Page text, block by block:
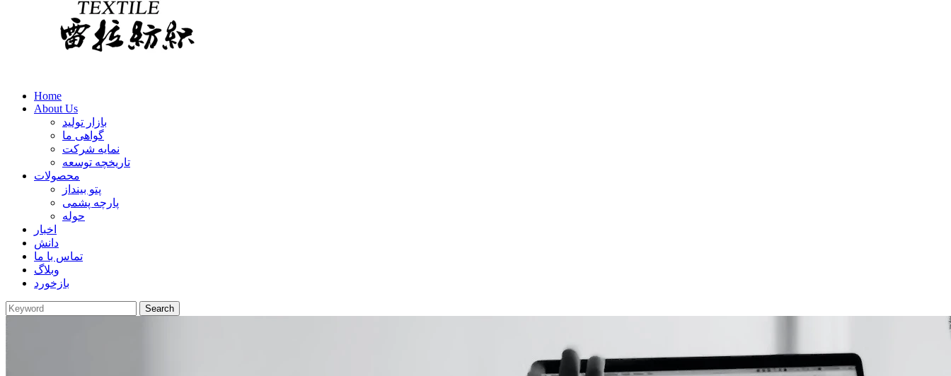
Home
About Us
بازار تولید
گواهی ما
نمایه شرکت
تاریخچه توسعه
محصولات
پتو بینداز
پارچه پشمی
حوله
اخبار
دانش
تماس با ما
وبلاگ
بازخورد